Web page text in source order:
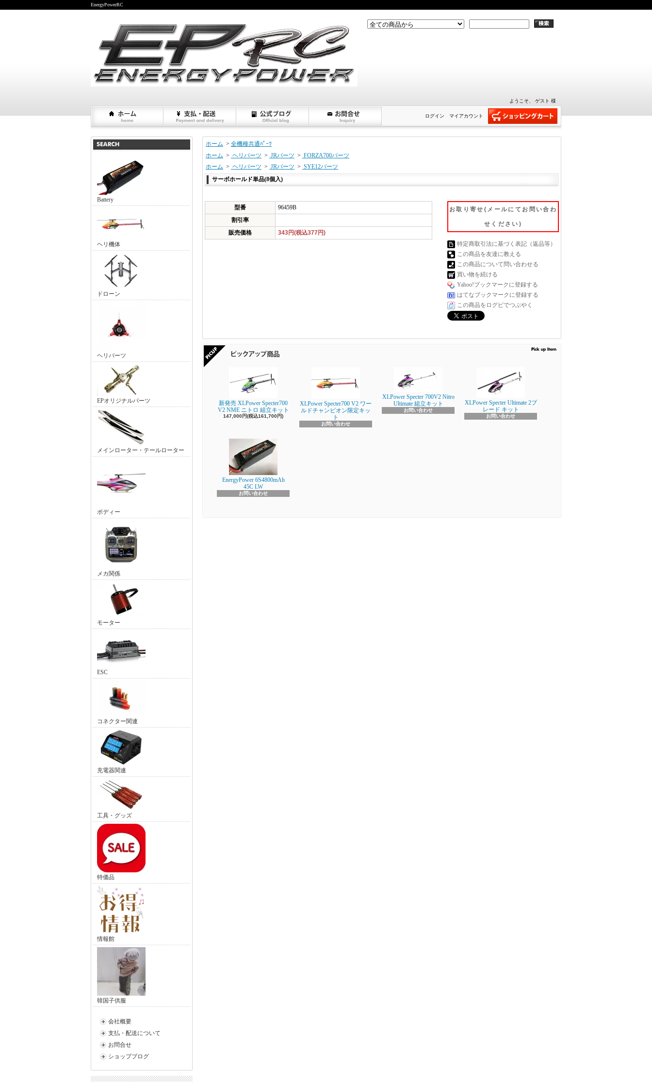
EnergyPowerRC
ようこそ、 ゲスト 様
マイアカウント
ログイン
Battery
ヘリ機体
ドローン
ヘリパーツ
EPオリジナルパーツ
メインローター・テールローター
ボディー
メカ関係
モーター
ESC
コネクター関連
充電器関連
工具・グッズ
特価品
情報館
韓国子供服
会社概要
支払・配送について
お問合せ
ショップブログ
ホーム > 全機種共通ﾊﾟｰﾂ
ホーム > ヘリパーツ > JRパーツ > FORZA700パーツ
ホーム > ヘリパーツ > JRパーツ > SYE12パーツ
サーボホールド単品(8個入)
型番
96459B
割引率
販売価格
343円(税込377円)
お取り寄せ(メールにてお問い合わ
せください)
特定商取引法に基づく表記（返品等）
この商品を友達に教える
この商品について問い合わせる
買い物を続ける
Yahoo!ブックマークに登録する
はてなブックマークに登録する
この商品をログピでつぶやく
新発売 XLPower Specter700
V2 NME ニトロ 組立キット
147,000円(税込161,700円)
XLPower Specter700 V2 ワー
ルドチャンピオン限定キッ
ト
お問い合わせ
XLPower Specter 700V2 Nitro
Ultimate 組立キット
お問い合わせ
XLPower Specter Ultimate 2ブ
レード キット
お問い合わせ
EnergyPower 6S4800mAh
45C LW
お問い合わせ